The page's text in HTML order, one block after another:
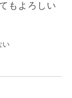
もよろしい
い